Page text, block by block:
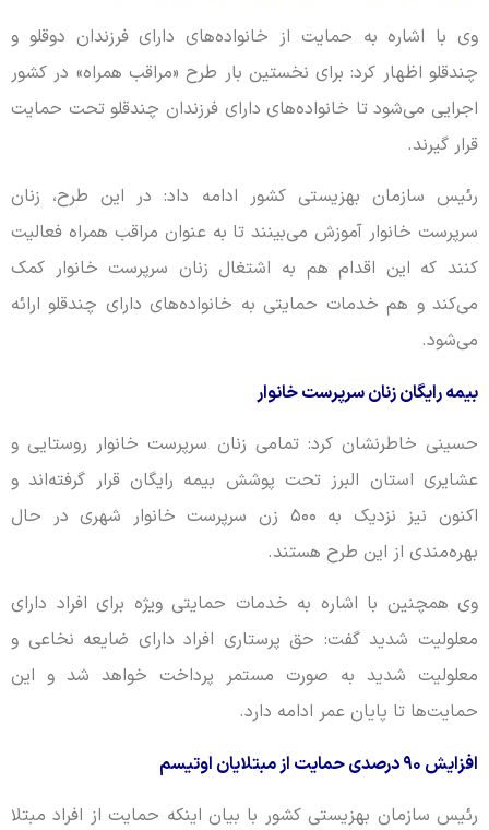
وی با اشاره به حمایت از خانواده‌های دارای فرزندان دوقلو و
چندقلو اظهار کرد: برای نخستین بار طرح «مراقب همراه» در کشور
اجرایی می‌شود تا خانواده‌های دارای فرزندان چندقلو تحت حمایت
قرار گیرند.
رئیس سازمان بهزیستی کشور ادامه داد: در این طرح، زنان
سرپرست خانوار آموزش می‌بینند تا به عنوان مراقب همراه فعالیت
کنند که این اقدام هم به اشتغال زنان سرپرست خانوار کمک
می‌کند و هم خدمات حمایتی به خانواده‌های دارای چندقلو ارائه
می‌شود.
بیمه رایگان زنان سرپرست خانوار
حسینی خاطرنشان کرد: تمامی زنان سرپرست خانوار روستایی و
عشایری استان البرز تحت پوشش بیمه رایگان قرار گرفته‌اند و
اکنون نیز نزدیک به ۵۰۰ زن سرپرست خانوار شهری در حال
بهره‌مندی از این طرح هستند.
وی همچنین با اشاره به خدمات حمایتی ویژه برای افراد دارای
معلولیت شدید گفت: حق پرستاری افراد دارای ضایعه نخاعی و
معلولیت شدید به صورت مستمر پرداخت خواهد شد و این
حمایت‌ها تا پایان عمر ادامه دارد.
افزایش ۹۰ درصدی حمایت از مبتلایان اوتیسم
رئیس سازمان بهزیستی کشور با بیان اینکه حمایت از افراد مبتلا